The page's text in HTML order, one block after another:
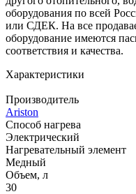
оборудования по всей
или СДЕК. На все
оборудование имеются
соответствия и качества.
Характеристики
Производитель
Ariston
Способ нагрева
Электрический
Нагревательный элемент
Медный
Объем, л
30